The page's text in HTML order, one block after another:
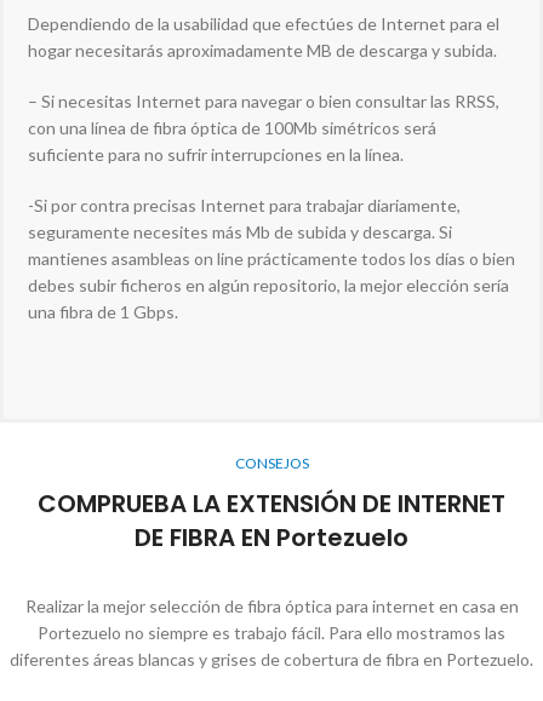
Dependiendo de la usabilidad que efectúes de Internet para el
hogar necesitarás aproximadamente MB de descarga y subida.
– Si necesitas Internet para navegar o bien consultar las RRSS,
con una línea de fibra óptica de 100Mb simétricos será
suficiente para no sufrir interrupciones en la línea.
-Si por contra precisas Internet para trabajar diariamente,
seguramente necesites más Mb de subida y descarga. Si
mantienes asambleas on line prácticamente todos los días o bien
debes subir ficheros en algún repositorio, la mejor elección sería
una fibra de 1 Gbps.
CONSEJOS
COMPRUEBA LA EXTENSIÓN DE INTERNET
DE FIBRA EN Portezuelo
Realizar la mejor selección de fibra óptica para internet en casa en
Portezuelo no siempre es trabajo fácil. Para ello mostramos las
diferentes áreas blancas y grises de cobertura de fibra en Portezuelo.